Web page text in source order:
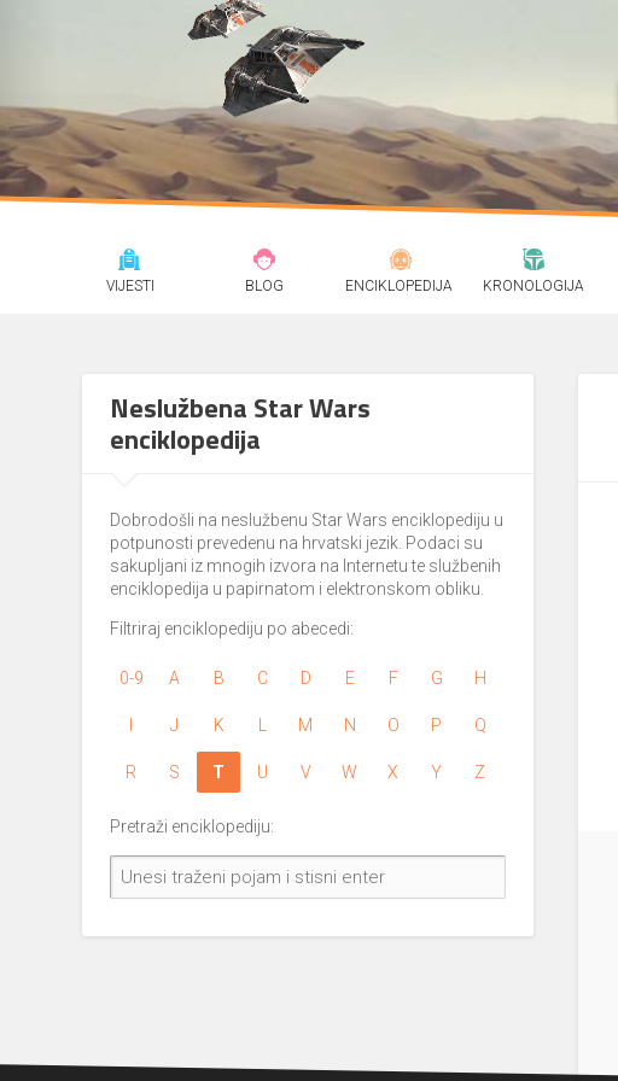
VIJESTI BLOG ENCIKLOPEDIJA KRONOLOGIJA
Neslužbena Star Wars
enciklopedija
Dobrodošli na neslužbenu Star Wars enciklopediju u
potpunosti prevedenu na hrvatski jezik. Podaci su
sakupljani iz mnogih izvora na Internetu te službenih
enciklopedija u papirnatom i elektronskom obliku.
Filtriraj enciklopediju po abecedi:
0-9 A B C D E F G H
J K M N O P Q
R S T U V W X Y Z
Pretraži enciklopediju: